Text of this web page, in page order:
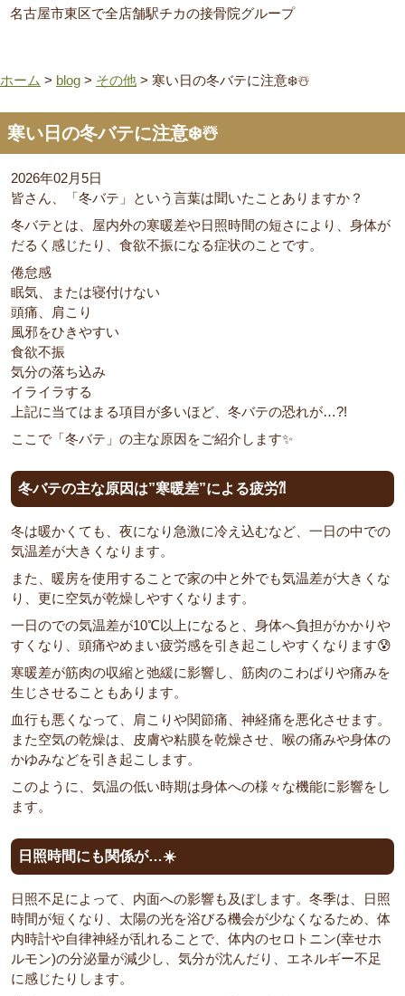
名古屋市東区で全店舗駅チカの接骨院グループ
ホーム > blog > その他 > 寒い日の冬バテに注意❄️☃️
寒い日の冬バテに注意❄️☃️
2026年02月5日
皆さん、「冬バテ」という言葉は聞いたことありますか？
冬バテとは、屋内外の寒暖差や日照時間の短さにより、身体が
だるく感じたり、食欲不振になる症状のことです。
倦怠感
眠気、または寝付けない
頭痛、肩こり
風邪をひきやすい
食欲不振
気分の落ち込み
イライラする
上記に当てはまる項目が多いほど、冬バテの恐れが…?!
ここで「冬バテ」の主な原因をご紹介します✨
冬バテの主な原因は”寒暖差”による疲労⁈
冬は暖かくても、夜になり急激に冷え込むなど、一日の中での
気温差が大きくなります。
また、暖房を使用することで家の中と外でも気温差が大きくな
り、更に空気が乾燥しやすくなります。
一日のでの気温差が10℃以上になると、身体へ負担がかかりや
すくなり、頭痛やめまい疲労感を引き起こしやすくなります😰
寒暖差が筋肉の収縮と弛緩に影響し、筋肉のこわばりや痛みを
生じさせることもあります。
血行も悪くなって、肩こりや関節痛、神経痛を悪化させます。
また空気の乾燥は、皮膚や粘膜を乾燥させ、喉の痛みや身体の
かゆみなどを引き起こします。
このように、気温の低い時期は身体への様々な機能に影響をし
ます。
日照時間にも関係が…☀️
日照不足によって、内面への影響も及ぼします。冬季は、日照
時間が短くなり、太陽の光を浴びる機会が少なくなるため、体
内時計や自律神経が乱れることで、体内のセロトニン(幸せホ
ルモン)の分泌量が減少し、気分が沈んだり、エネルギー不足
に感じたりします。